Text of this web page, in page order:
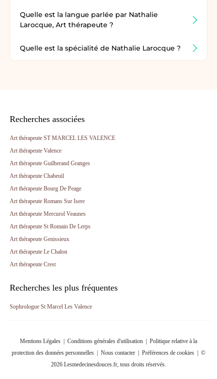
Quelle est la langue parlée par Nathalie
Larocque, Art thérapeute ?
Quelle est la spécialité de Nathalie Larocque ?
Recherches associées
Art thérapeute ST MARCEL LES VALENCE
Art thérapeute Valence
Art thérapeute Guilherand Granges
Art thérapeute Chabeuil
Art thérapeute Bourg De Peage
Art thérapeute Romans Sur Isere
Art thérapeute Mercurol Veaunes
Art thérapeute St Romain De Lerps
Art thérapeute Genissieux
Art thérapeute Le Chalon
Art thérapeute Crest
Recherches les plus fréquentes
Sophrologue St Marcel Les Valence
Mentions Légales | Conditions générales d'utilisation | Politique relative à la
protection des données personnelles | Nous contacter | Préférences de cookies | ©
2026 Lesmedecinesdouces.fr, tous droits réservés.